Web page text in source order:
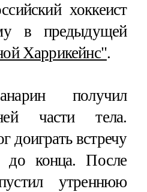
хоккеист
в предыдущей
Харрикейнс".
получил
части тела.
доиграть встречу
до конца. После
утреннюю